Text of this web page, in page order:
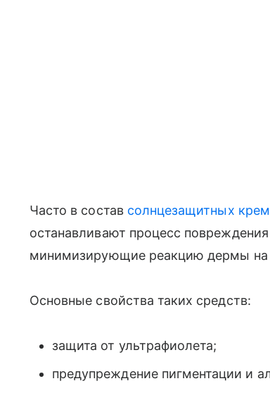
Часто в состав солнцезащитных
останавливают процесс
минимизирующие реакцию дермы на
Основные свойства таких средств:
защита от ультрафиолета;
предупреждение пигментации и